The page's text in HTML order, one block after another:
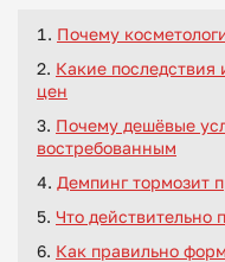
Почему
Какие
цен
Почему дешёвые
востребованным
Демпинг тормозит
Что действительно
Как правильно